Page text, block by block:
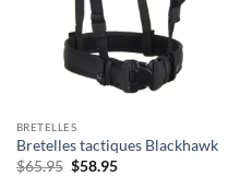
BRETELLES
Bretelles tactiques Blackhawk
$65.95 Le
$58.95Le